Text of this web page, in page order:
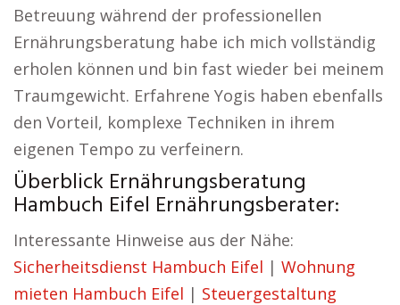
Betreuung während der professionellen
Ernährungsberatung habe ich mich vollständig
erholen können und bin fast wieder bei meinem
Traumgewicht. Erfahrene Yogis haben ebenfalls
den Vorteil, komplexe Techniken in ihrem
eigenen Tempo zu verfeinern.
Überblick Ernährungsberatung
Hambuch Eifel Ernährungsberater:
Interessante Hinweise aus der Nähe:
Sicherheitsdienst Hambuch Eifel | Wohnung
mieten Hambuch Eifel | Steuergestaltung